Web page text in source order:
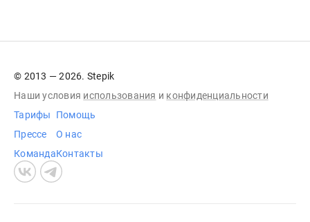
© 2013 — 2026. Stepik
Наши условия использования и конфиденциальности
Тарифы
Прессе
Команда
Помощь
О нас
Контакты